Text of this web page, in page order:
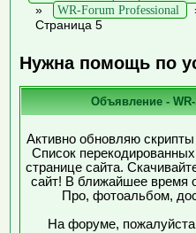
»
WR-Forum Professional
Страница 5
Нужна помощь по
Объявление -
Активно обновляю
Список
странице сайта.
сайт! В ближайшее время
Про, фотоальбом,
На форуме,